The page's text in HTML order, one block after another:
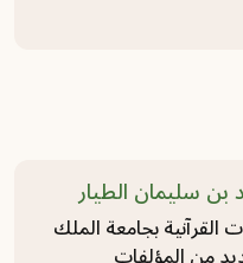
سليمان الطيار
القرآنية بجامعة الملك